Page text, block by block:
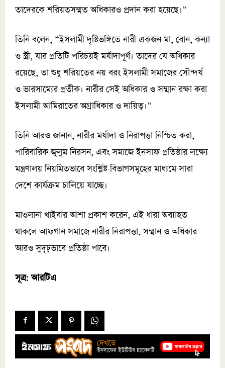
তাদেরকে শরিয়তসম্মত অধিকারও প্রদান করা হয়েছে।”
তিনি বলেন, “ইসলামী দৃষ্টিভঙ্গিতে নারী একজন মা, বোন, কন্যা
ও স্ত্রী, যার প্রতিটি পরিচয়ই মর্যাদাপূর্ণ। তাদের যে অধিকার
রয়েছে, তা শুধু শরিয়তের নয় বরং ইসলামী সমাজের সৌন্দর্য
ও ভারসাম্যের প্রতীক। নারীর সেই অধিকার ও সম্মান রক্ষা করা
ইসলামী আমিরাতের অগ্রাধিকার ও দায়িত্ব।”
তিনি আরও জানান, নারীর মর্যাদা ও নিরাপত্তা নিশ্চিত করা,
পারিবারিক জুলুম নিরসন, এবং সমাজে ইনসাফ প্রতিষ্ঠার লক্ষ্যে
মন্ত্রণালয় নিয়মিতভাবে সংশ্লিষ্ট বিভাগসমূহের মাধ্যমে সারা
দেশে কার্যক্রম চালিয়ে যাচ্ছে।
মাওলানা খাইবার আশা প্রকাশ করেন, এই ধারা অব্যাহত
থাকলে আফগান সমাজে নারীর নিরাপত্তা, সম্মান ও অধিকার
আরও সুদৃঢ়ভাবে প্রতিষ্ঠা পাবে।
সূত্র: আরটিএ